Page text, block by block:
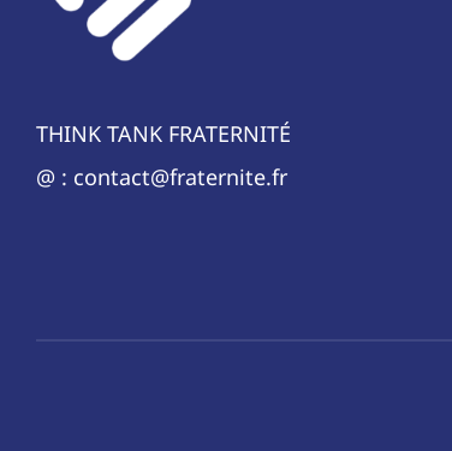
THINK TANK FRATERNITÉ
@ : contact@fraternite.fr